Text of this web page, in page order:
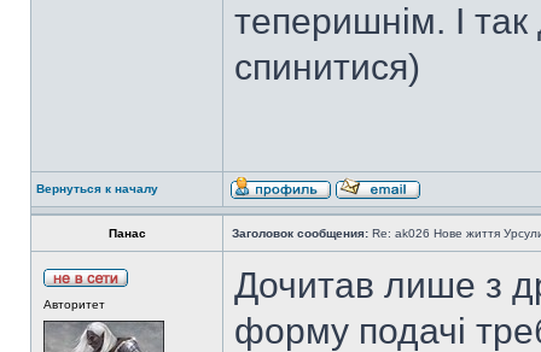
теперишнім. І
спинитися)
Вернуться к началу
Панас Заголовок сообщения: Re: ak026 Нове життя
Авторитет
Дочитав лише з
форму подачі